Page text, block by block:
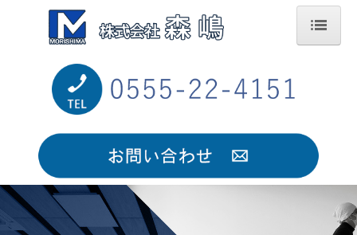
会社案内
サービス案内
施工実績
採用情報